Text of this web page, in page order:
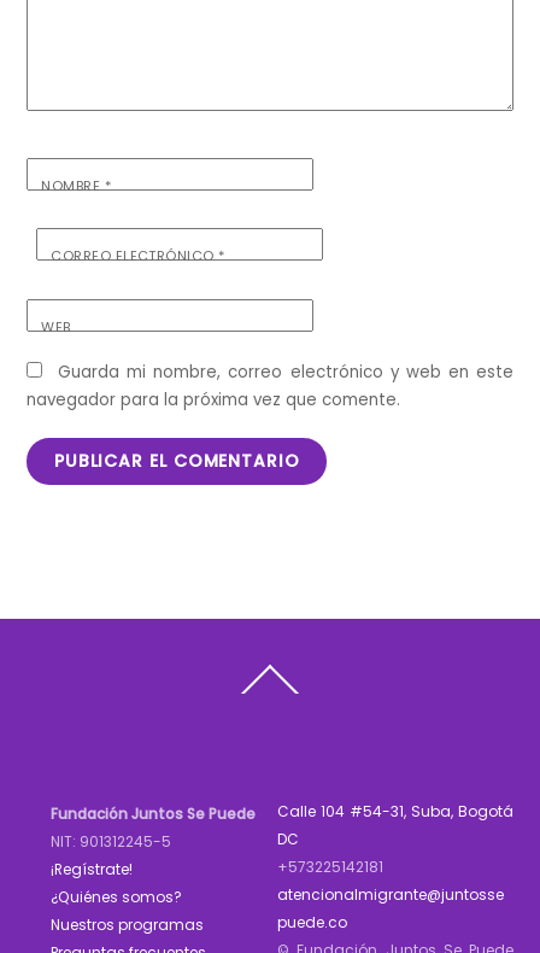
NOMBRE*
CORREO ELECTRÓNICO*
WEB
Guarda mi nombre, correo electrónico y web en este
navegador para la próxima vez que comente.
To
Fundación Juntos Se Puede
NIT: 901312245-5
¡Regístrate!
¿Quiénes somos?
Nuestros programas
Calle 104 #54-31, Suba, Bogotá
DC
+573225142181
atencionalmigrante@juntosse
puede.co